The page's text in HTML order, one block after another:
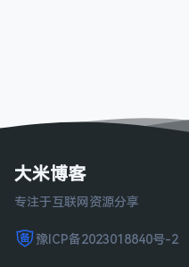
大米博客
专注于互联网资源分享
豫ICP备2023018840号-2